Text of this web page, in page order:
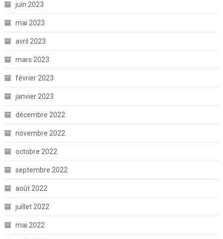
juin 2023
mai 2023
avril 2023
mars 2023
février 2023
janvier 2023
décembre 2022
novembre 2022
octobre 2022
septembre 2022
août 2022
juillet 2022
mai 2022